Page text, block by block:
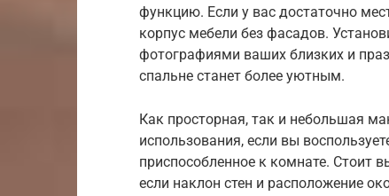
функцию. Если у вас достаточно
корпус мебели без фасадов.
фотографиями ваших близких и
спальне станет более уютным.
Как просторная, так и небольшая
использования, если вы
приспособленное к комнате. Стоит
если наклон стен и расположение